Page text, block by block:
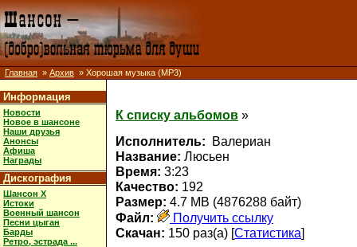
Главная » Архив » Хорошая музыка (MP3)
Информация
Новости
Новое в шансоне
Наши друзья
Анонсы
Афиша
Награды
Дискография
Шансон X
Истоки
Военный шансон
Песни цыган
Барды
Ретро, эстрада ...
К списку альбомов »
Исполнитель: Валериан
Название: Люсьен
Время: 3:23
Качество: 192
Размер: 4.7 MB (4876288 байт)
Файл:
Получить ссылку
Скачан: 150 раз(а) [Статистика]